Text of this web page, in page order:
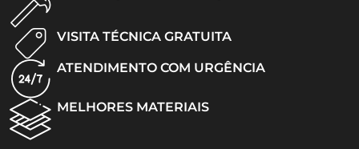
VISITA TÉCNICA GRATUITA
ATENDIMENTO COM URGÊNCIA
MELHORES MATERIAIS